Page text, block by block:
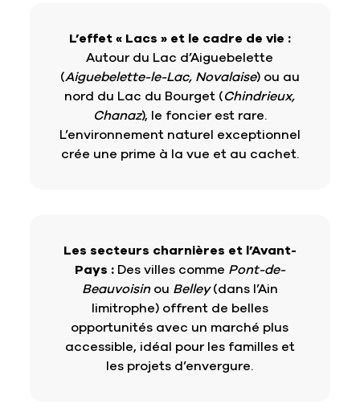
L’effet « Lacs » et le cadre de vie :
Autour du Lac d’Aiguebelette
(Aiguebelette-le-Lac, Novalaise) ou au
nord du Lac du Bourget (Chindrieux,
Chanaz), le foncier est rare.
L’environnement naturel exceptionnel
crée une prime à la vue et au cachet.
Les secteurs charnières et l’Avant-
Pays :Des villes comme Pont-de-
Beauvoisinou Belley(dans l’Ain
limitrophe) offrent de belles
opportunités avec un marché plus
accessible, idéal pour les familles et
les projets d’envergure.